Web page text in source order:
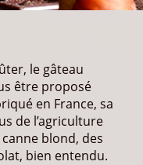
le gâteau
être proposé
en France, sa
de l’agriculture
blond, des
bien entendu.